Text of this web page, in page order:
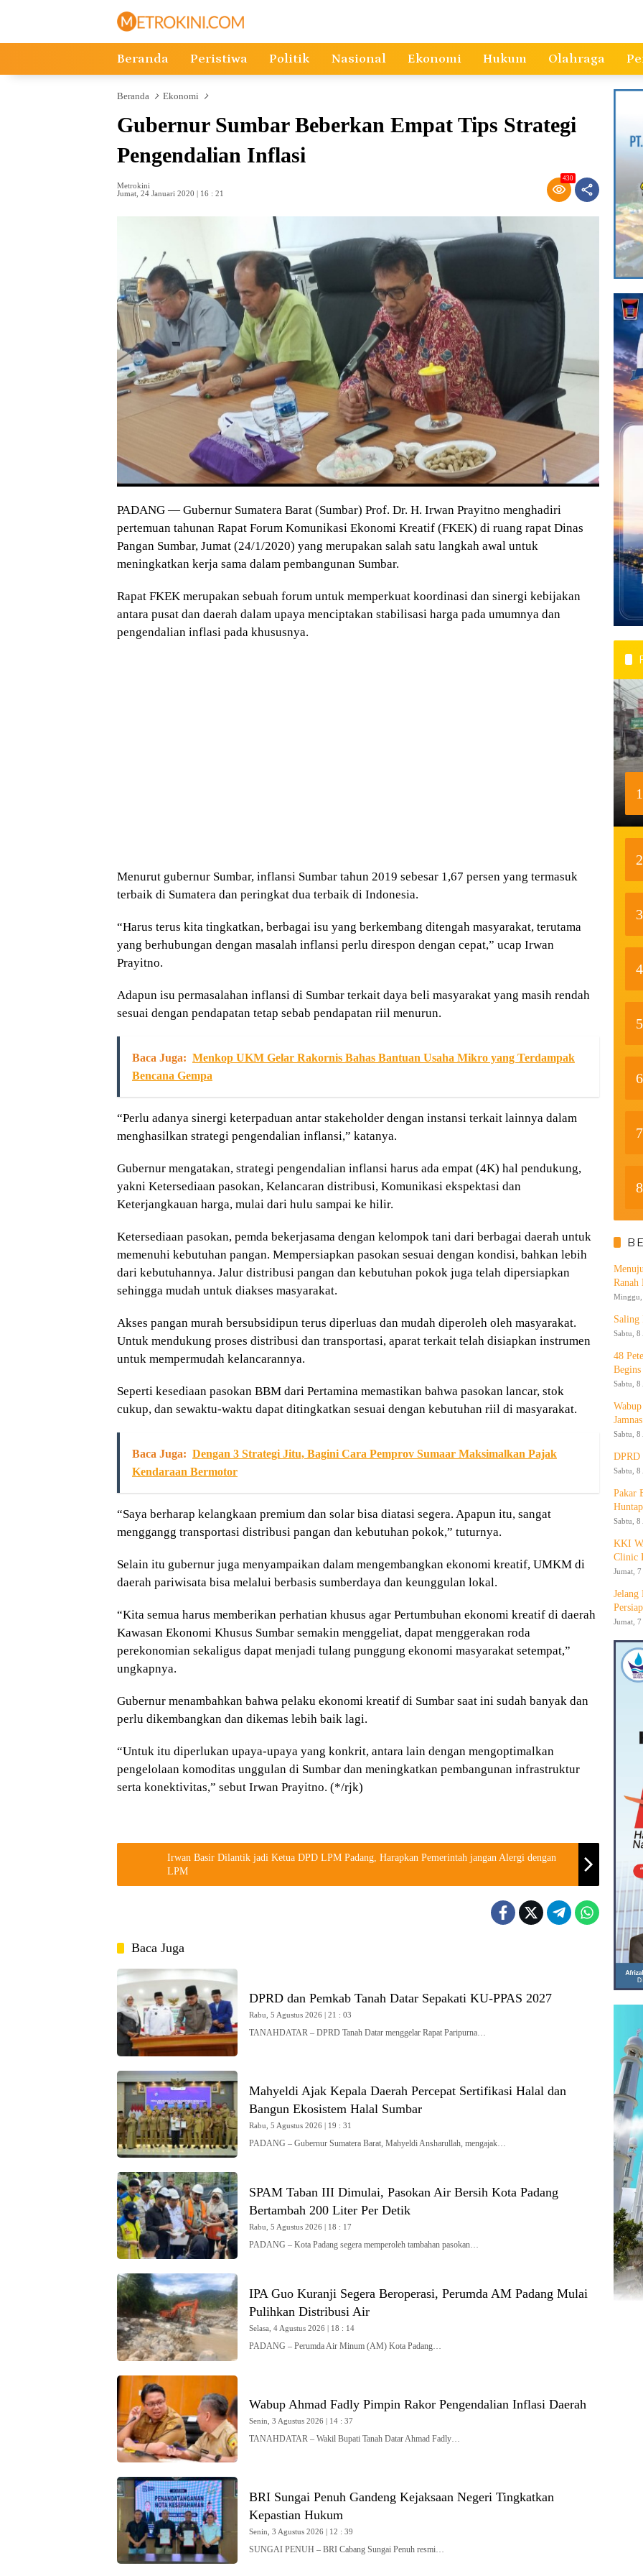
Beranda Peristiwa Politik Nasional Ekonomi Hukum Olahraga
Beranda Ekonomi
Gubernur Sumbar Beberkan Empat Tips Strategi
Pengendalian Inflasi
Metrokini
Jumat, 24 Januari 2020 | 16 : 21
430
PADANG — Gubernur Sumatera Barat (Sumbar) Prof. Dr. H. Irwan Prayitno menghadiri
pertemuan tahunan Rapat Forum Komunikasi Ekonomi Kreatif (FKEK) di ruang rapat Dinas
Pangan Sumbar, Jumat (24/1/2020) yang merupakan salah satu langkah awal untuk
meningkatkan kerja sama dalam pembangunan Sumbar.
Rapat FKEK merupakan sebuah forum untuk memperkuat koordinasi dan sinergi kebijakan
antara pusat dan daerah dalam upaya menciptakan stabilisasi harga pada umumnya dan
pengendalian inflasi pada khususnya.
Menurut gubernur Sumbar, inflansi Sumbar tahun 2019 sebesar 1,67 persen yang termasuk
terbaik di Sumatera dan peringkat dua terbaik di Indonesia.
“Harus terus kita tingkatkan, berbagai isu yang berkembang ditengah masyarakat, terutama
yang berhubungan dengan masalah inflansi perlu direspon dengan cepat,” ucap Irwan
Prayitno.
Adapun isu permasalahan inflansi di Sumbar terkait daya beli masyarakat yang masih rendah
sesuai dengan pendapatan tetap sebab pendapatan riil menurun.
Baca Juga: Menkop UKM Gelar Rakornis Bahas Bantuan Usaha Mikro yang Terdampak
Bencana Gempa
“Perlu adanya sinergi keterpaduan antar stakeholder dengan instansi terkait lainnya dalam
menghasilkan strategi pengendalian inflansi,” katanya.
Gubernur mengatakan, strategi pengendalian inflansi harus ada empat (4K) hal pendukung,
yakni Ketersediaan pasokan, Kelancaran distribusi, Komunikasi ekspektasi dan
Keterjangkauan harga, mulai dari hulu sampai ke hilir.
Ketersediaan pasokan, pemda bekerjasama dengan kelompok tani dari berbagai daerah untuk
memenuhi kebutuhan pangan. Mempersiapkan pasokan sesuai dengan kondisi, bahkan lebih
dari kebutuhannya. Jalur distribusi pangan dan kebutuhan pokok juga telah dipersiapkan
sehingga mudah untuk diakses masyarakat.
Akses pangan murah bersubsidipun terus diperluas dan mudah diperoleh oleh masyarakat.
Untuk mendukung proses distribusi dan transportasi, aparat terkait telah disiapkan instrumen
untuk mempermudah kelancarannya.
Seperti kesediaan pasokan BBM dari Pertamina memastikan bahwa pasokan lancar, stok
cukup, dan sewaktu-waktu dapat ditingkatkan sesuai dengan kebutuhan riil di masyarakat.
Baca Juga: Dengan 3 Strategi Jitu, Bagini Cara Pemprov Sumaar Maksimalkan Pajak
Kendaraan Bermotor
“Saya berharap kelangkaan premium dan solar bisa diatasi segera. Apapun itu, sangat
menggangg transportasi distribusi pangan dan kebutuhan pokok,” tuturnya.
Selain itu gubernur juga menyampaikan dalam mengembangkan ekonomi kreatif, UMKM di
daerah pariwisata bisa melalui berbasis sumberdaya dan keunggulan lokal.
“Kita semua harus memberikan perhatian khusus agar Pertumbuhan ekonomi kreatif di daerah
Kawasan Ekonomi Khusus Sumbar semakin menggeliat, dapat menggerakan roda
perekonomian sekaligus dapat menjadi tulang punggung ekonomi masyarakat setempat,”
ungkapnya.
Gubernur menambahkan bahwa pelaku ekonomi kreatif di Sumbar saat ini sudah banyak dan
perlu dikembangkan dan dikemas lebih baik lagi.
“Untuk itu diperlukan upaya-upaya yang konkrit, antara lain dengan mengoptimalkan
pengelolaan komoditas unggulan di Sumbar dan meningkatkan pembangunan infrastruktur
serta konektivitas,” sebut Irwan Prayitno. (*/rjk)
Irwan Basir Dilantik jadi Ketua DPD LPM Padang, Harapkan Pemerintah jangan Alergi dengan
LPM
Baca Juga
DPRD dan Pemkab Tanah Datar Sepakati KU-PPAS 2027
Rabu, 5 Agustus 2026 | 21 : 03
TANAHDATAR – DPRD Tanah Datar menggelar Rapat Paripurna…
Mahyeldi Ajak Kepala Daerah Percepat Sertifikasi Halal dan
Bangun Ekosistem Halal Sumbar
Rabu, 5 Agustus 2026 | 19 : 31
PADANG – Gubernur Sumatera Barat, Mahyeldi Ansharullah, mengajak…
SPAM Taban III Dimulai, Pasokan Air Bersih Kota Padang
Bertambah 200 Liter Per Detik
Rabu, 5 Agustus 2026 | 18 : 17
PADANG – Kota Padang segera memperoleh tambahan pasokan…
IPA Guo Kuranji Segera Beroperasi, Perumda AM Padang Mulai
Pulihkan Distribusi Air
Selasa, 4 Agustus 2026 | 18 : 14
PADANG – Perumda Air Minum (AM) Kota Padang…
Wabup Ahmad Fadly Pimpin Rakor Pengendalian Inflasi Daerah
Senin, 3 Agustus 2026 | 14 : 37
TANAHDATAR – Wakil Bupati Tanah Datar Ahmad Fadly…
BRI Sungai Penuh Gandeng Kejaksaan Negeri Tingkatkan
Kepastian Hukum
Senin, 3 Agustus 2026 | 12 : 39
SUNGAI PENUH – BRI Cabang Sungai Penuh resmi…
1
2
3
4
5
6
7
8
Ranah
Minggu,
Saling
Sabtu, 8
48
Sabtu, 8
Sabtu, 8
DPRD
Sabtu, 8
Pakar
Sabtu, 8
KKI
Clinic
Jumat,
Jelang
Jumat,